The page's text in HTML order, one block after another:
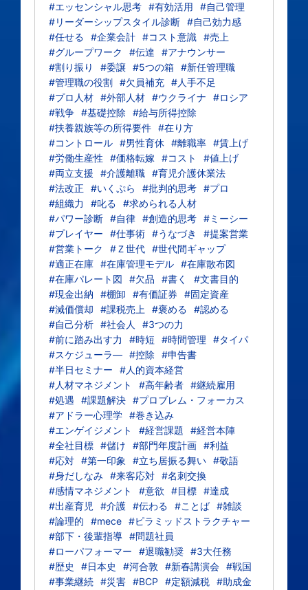
#エッセンシャル思考 #有効活用
#自己管理
#リーダーシップスタイル診断 #自己効力感
#任せる
#企業会計 #コスト意識 #売上
#グループワーク
#伝達
#アナウンサー
#割り振り
#委譲 #5つの箱 #新任管理職
#管理職の役割 #欠員補充 #人手不足
#プロ人材 #外部人材 #ウクライナ
#ロシア
#戦争 #基礎控除
#給与所得控除
#扶養親族等の所得要件 #在り方
#コントロール #男性育休 #離職率 #賃上げ
#労働生産性
#価格転嫁 #コスト
#値上げ
#両立支援
#介護離職 #育児介護休業法
#法改正
#いくぷら #批判的思考 #プロ
#組織力
#叱る
#求められる人材
#パワー診断 #自律 #創造的思考 #ミーシー
#プレイヤー
#仕事術 #うなづき
#提案営業
#営業トーク
#Ｚ世代 #世代間ギャップ
#適正在庫 #在庫管理モデル #在庫散布図
#在庫パレート図
#欠品 #書く
#文書目的
#現金出納
#棚卸 #有価証券
#固定資産
#減価償却
#課税売上 #褒める
#認める
#自己分析 #社会人
#3つの力
#前に踏み出す力
#時短 #時間管理
#タイパ
#スケジューラ― #控除
#申告書
#半日セミナー
#人的資本経営
#人材マネジメント
#高年齢者 #継続雇用
#処遇
#課題解決 #プロブレム・フォーカス
#アドラー心理学 #巻き込み
#エンゲイジメント
#経営課題
#経営本陣
#全社目標 #儲け #部門年度計画 #利益
#応対 #第一印象 #立ち居振る舞い #敬語
#身だしなみ #来客応対 #名刺交換
#感情マネジメント
#意欲 #目標 #達成
#出産育児
#介護 #伝わる #ことば #雑談
#論理的
#mece #ピラミッドストラクチャー
#部下・後輩指導 #問題社員
#ローパフォーマー
#退職勧奨 #3大任務
#歴史
#日本史 #河合敦 #新春講演会 #戦国
#事業継続 #災害 #BCP #定額減税 #助成金